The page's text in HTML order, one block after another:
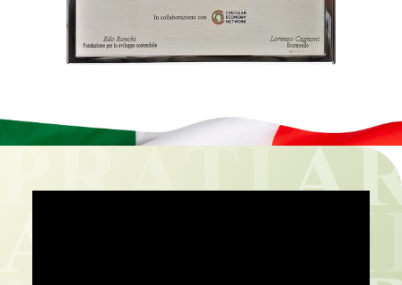
circular economy network
al premio è stata conferita
LA MEDAGLIA DEL